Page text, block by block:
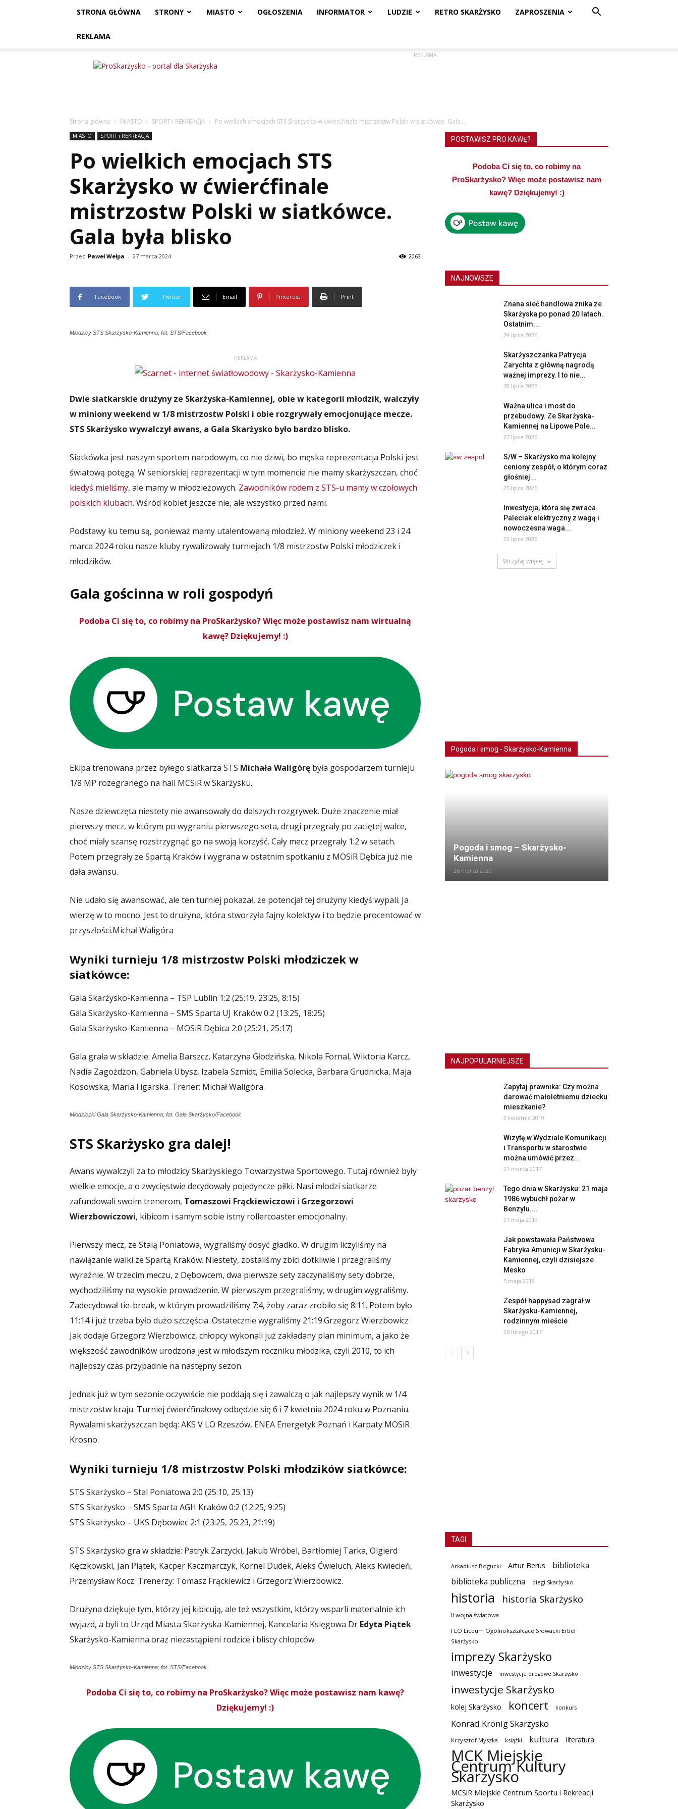
STRONA GŁÓWNA STRONY MIASTO OGŁOSZENIA INFORMATOR LUDZIE RETRO SKARŻYSKO ZAPROSZENIA
REKLAMA
ProSkarżysko
REKLAMA
Strona główna MIASTO SPORT i REKREACJA Po wielkich emocjach STS Skarżysko w ćwierćfinale mistrzostw Polski w siatkówce. Gala...
MIASTO SPORT i REKREACJA
Po wielkich emocjach STS
Skarżysko w ćwierćfinale
mistrzostw Polski w siatkówce.
Gala była blisko
Przez Paweł Wełpa - 27 marca 2024 2063
Facebook Twitter Email Pinterest Print
Młodzicy STS Skarżysko-Kamienna; fot. STS/Facebook
REKLAMA
Dwie siatkarskie drużyny ze Skarżyska-Kamiennej, obie w kategorii młodzik, walczyły
w miniony weekend w 1/8 mistrzostw Polski i obie rozgrywały emocjonujące mecze.
STS Skarżysko wywalczył awans, a Gala Skarżysko było bardzo blisko.
Siatkówka jest naszym sportem narodowym, co nie dziwi, bo męska reprezentacja Polski jest
światową potęgą. W seniorskiej reprezentacji w tym momencie nie mamy skarżyszczan, choć
kiedyś mieliśmy, ale mamy w młodzieżowych. Zawodników rodem z STS-u mamy w czołowych
polskich klubach. Wśród kobiet jeszcze nie, ale wszystko przed nami.
Podstawy ku temu są, ponieważ mamy utalentowaną młodzież. W miniony weekend 23 i 24
marca 2024 roku nasze kluby rywalizowały turniejach 1/8 mistrzostw Polski młodziczek i
młodzików.
Gala gościnna w roli gospodyń
Podoba Ci się to, co robimy na ProSkarżysko? Więc może postawisz nam wirtualną
kawę? Dziękujemy! :)
Ekipa trenowana przez byłego siatkarza STS Michała Waligórę była gospodarzem turnieju
1/8 MP rozegranego na hali MCSiR w Skarżysku.
Nasze dziewczęta niestety nie awansowały do dalszych rozgrywek. Duże znaczenie miał
pierwszy mecz, w którym po wygraniu pierwszego seta, drugi przegrały po zaciętej walce,
choć miały szansę rozstrzygnąć go na swoją korzyść. Cały mecz przegrały 1:2 w setach.
Potem przegrały ze Spartą Kraków i wygrana w ostatnim spotkaniu z MOSiR Dębica już nie
dała awansu.
Nie udało się awansować, ale ten turniej pokazał, że potencjał tej drużyny kiedyś wypali. Ja
wierzę w to mocno. Jest to drużyna, która stworzyła fajny kolektyw i to będzie procentować w
przyszłości.Michał Waligóra
Wyniki turnieju 1/8 mistrzostw Polski młodziczek w
siatkówce:
Gala Skarżysko-Kamienna – TSP Lublin 1:2 (25:19, 23:25, 8:15)
Gala Skarżysko-Kamienna – SMS Sparta UJ Kraków 0:2 (13:25, 18:25)
Gala Skarżysko-Kamienna – MOSiR Dębica 2:0 (25:21, 25:17)
Gala grała w składzie: Amelia Barszcz, Katarzyna Głodzińska, Nikola Fornal, Wiktoria Karcz,
Nadia Zagożdżon, Gabriela Ubysz, Izabela Szmidt, Emilia Solecka, Barbara Grudnicka, Maja
Kosowska, Maria Figarska. Trener: Michał Waligóra.
Młodziczki Gala Skarżysko-Kamienna; fot. Gala Skarżysko/Facebook
STS Skarżysko gra dalej!
Awans wywalczyli za to młodzicy Skarżyskiego Towarzystwa Sportowego. Tutaj również były
wielkie emocje, a o zwycięstwie decydowały pojedyncze piłki. Nasi młodzi siatkarze
zafundowali swoim trenerom, Tomaszowi Frąckiewiczowi i Grzegorzowi
Wierzbowiczowi, kibicom i samym sobie istny rollercoaster emocjonalny.
Pierwszy mecz, ze Stalą Poniatowa, wygraliśmy dosyć gładko. W drugim liczyliśmy na
nawiązanie walki ze Spartą Kraków. Niestety, zostaliśmy zbici dotkliwie i przegraliśmy
wyraźnie. W trzecim meczu, z Dębowcem, dwa pierwsze sety zaczynaliśmy sety dobrze,
wychodziliśmy na wysokie prowadzenie. W pierwszym przegraliśmy, w drugim wygraliśmy.
Zadecydował tie-break, w którym prowadziliśmy 7:4, żeby zaraz zrobiło się 8:11. Potem było
11:14 i już trzeba było dużo szczęścia. Ostatecznie wygraliśmy 21:19.Grzegorz Wierzbowicz
Jak dodaje Grzegorz Wierzbowicz, chłopcy wykonali już zakładany plan minimum, a jako że
większość zawodników urodzona jest w młodszym roczniku młodzika, czyli 2010, to ich
najlepszy czas przypadnie na następny sezon.
Jednak już w tym sezonie oczywiście nie poddają się i zawalczą o jak najlepszy wynik w 1/4
mistrzostw kraju. Turniej ćwierćfinałowy odbędzie się 6 i 7 kwietnia 2024 roku w Poznaniu.
Rywalami skarżyszczan będą: AKS V LO Rzeszów, ENEA Energetyk Poznań i Karpaty MOSiR
Krosno.
Wyniki turnieju 1/8 mistrzostw Polski młodzików siatkówce:
STS Skarżysko – Stal Poniatowa 2:0 (25:10, 25:13)
STS Skarżysko – SMS Sparta AGH Kraków 0:2 (12:25, 9:25)
STS Skarżysko – UKS Dębowiec 2:1 (23:25, 25:23, 21:19)
STS Skarżysko gra w składzie: Patryk Zarzycki, Jakub Wróbel, Bartłomiej Tarka, Olgierd
Kęczkowski, Jan Piątek, Kacper Kaczmarczyk, Kornel Dudek, Aleks Ćwieluch, Aleks Kwiecień,
Przemysław Kocz. Trenerzy: Tomasz Frąckiewicz i Grzegorz Wierzbowicz.
Drużyna dziękuje tym, którzy jej kibicują, ale też wszystkim, którzy wsparli materialnie ich
wyjazd, a byli to Urząd Miasta Skarżyska-Kamiennej, Kancelaria Księgowa Dr Edyta Piątek
Skarżysko-Kamienna oraz niezastąpieni rodzice i bliscy chłopców.
Młodzicy STS Skarżysko-Kamienna; fot. STS/Facebook
Podoba Ci się to, co robimy na ProSkarżysko? Więc może postawisz nam kawę?
Dziękujemy! :)
POSTAWISZ PRO KAWĘ?
Podoba Ci się to, co robimy na
ProSkarżysko? Więc może postawisz nam
kawę? Dziękujemy! :)
NAJNOWSZE
Znana sieć handlowa znika ze
Skarżyska po ponad 20 latach.
Ostatnim...
29 lipca 2026
Skarżyszczanka Patrycja
Zarychta z główną nagrodą
ważnej imprezy. I to nie...
28 lipca 2026
Ważna ulica i most do
przebudowy. Ze Skarżyska-
Kamiennej na Lipowe Pole...
27 lipca 2026
S/W – Skarżysko ma kolejny
ceniony zespół, o którym coraz
głośniej...
25 lipca 2026
Inwestycja, która się zwraca.
Paleciak elektryczny z wagą i
nowoczesna waga...
22 lipca 2026
Wczytaj więcej
Pogoda i smog - Skarżysko-Kamienna
Pogoda i smog – Skarżysko-
Kamienna
26 marca 2020
NAJPOPULARNIEJSZE
Zapytaj prawnika: Czy można
darować małoletniemu dziecku
mieszkanie?
2 kwietnia 2019
Wizytę w Wydziale Komunikacji
i Transportu w starostwie
można umówić przez...
21 marca 2017
Tego dnia w Skarżysku: 21 maja
1986 wybuchł pożar w
Benzylu....
21 maja 2019
Jak powstawała Państwowa
Fabryka Amunicji w Skarżysku-
Kamiennej, czyli dzisiejsze
Mesko
5 maja 2018
Zespół happysad zagrał w
Skarżysku-Kamiennej,
rodzinnym mieście
26 lutego 2017
TAGI
Arkadiusz Bogucki Artur Berus
biblioteka
biblioteka publiczna
biegi Skarżysko
historia historia Skarżysko
II wojna światowa
I LO Liceum Ogólnokształcące Słowacki Erbel
Skarżysko
imprezy Skarżysko
inwestycje inwestycje drogowe Skarżysko
inwestycje Skarżysko
kolej Skarżysko koncert konkurs
Konrad Krönig Skarżysko
Krzysztof Myszka książki kultura literatura
MCK Miejskie
Centrum Kultury
Skarżysko
MCSiR Miejskie Centrum Sportu i Rekreacji
Skarżysko